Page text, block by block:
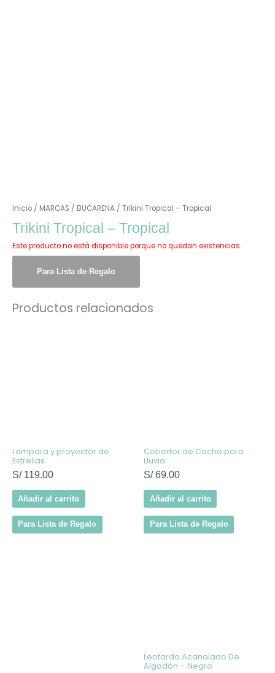
Inicio/ MARCAS / BUCARENA/ Trikini Tropical – Tropical
Trikini Tropical – Tropical
Este producto no está disponible porque no quedan existencias.
Para Lista de Regalo
Productos relacionados
Lampara y proyector de
Estrellas
S/119.00
Añadir al carrito
Para Lista de Regalo
Cobertor de Coche para
Lluvia
S/69.00
Añadir al carrito
Para Lista de Regalo
Leotardo Acanalado De
Algodón – Negro
elegir
en